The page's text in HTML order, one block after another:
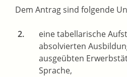
Dem Antrag sind folgende
eine tabellarische
absolvierten
ausgeübten
Sprache,